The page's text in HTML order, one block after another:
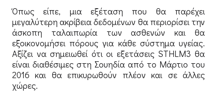
Όπως είπε, μια εξέταση που θα παρέχει
μεγαλύτερη ακρίβεια δεδομένων θα περιορίσει την
άσκοπη ταλαιπωρία των ασθενών και θα
εξοικονομήσει πόρους για κάθε σύστημα υγείας.
Αξίζει να σημειωθεί ότι οι εξετάσεις STHLM3 θα
είναι διαθέσιμες στη Σουηδία από το Μάρτιο του
2016 και θα επικυρωθούν πλέον και σε άλλες
χώρες.